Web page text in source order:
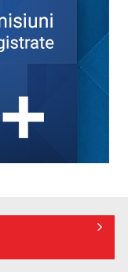
– pe podium şi
era mereu